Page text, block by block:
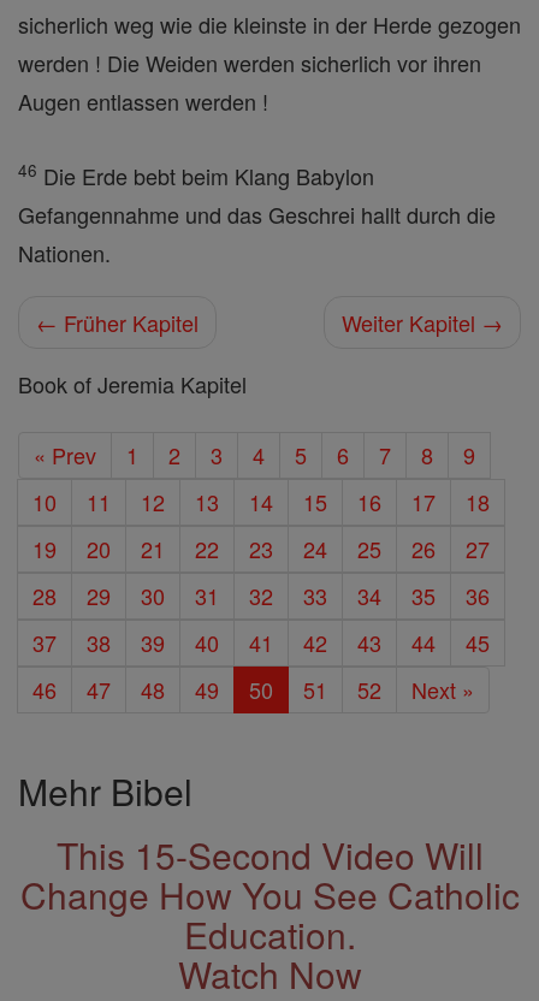
sicherlich weg wie die kleinste in der Herde gezogen
werden ! Die Weiden werden sicherlich vor ihren
Augen entlassen werden !
46 Die Erde bebt beim Klang Babylon
Gefangennahme und das Geschrei hallt durch die
Nationen.
← Früher Kapitel
Weiter Kapitel →
Book of Jeremia Kapitel
« Prev 1 2 3 4 5 6 7 8
9
10
11 12 13 14 15 16 17
18
19
20 21 22 23 24 25 26
27
28
29 30 31 32 33 34 35
36
37
38 39 40 41 42 43 44
45
46
47 48 49 50 51 52 Next »
Mehr Bibel
This 15-Second Video Will
Change How You See Catholic
Education.
Watch Now